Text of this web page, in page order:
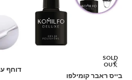
SOLD
OUT
בייס ראבר קומילפו
דוחף